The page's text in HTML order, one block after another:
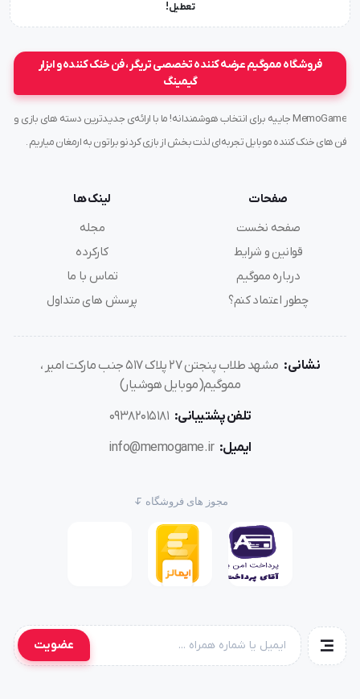
تعطیل !
فروشگاه مموگیم عرضه کننده تخصصی تریگر ، فن خنک کننده و ابزار
گیمینگ
MemoGame جاییه برای انتخاب هوشمندانه! ما با ارائه‌ی جدیدترین دسته های بازی و
فن های خنک کننده موبایل تجربه‌ای لذت بخش از بازی کردنو براتون به ارمغان میاریم .
صفحات
صفحه نخست
قوانین و شرایط
درباره مموگیم
چطور اعتماد کنم؟
لینک ها
مجله
کارکرده
تماس با ما
پرسش های متداول
نشانی:
مشهد طلاب پنجتن ۲۷ پلاک ۵۱۷ جنب مارکت امیر ،
مموگیم(موبایل هوشیار)
تلفن پشتیبانی: ۰۹۳۸۲۰۱۵۱۸۱
ایمیل: info@memogame.ir
مجوز های فروشگاه
عضویت